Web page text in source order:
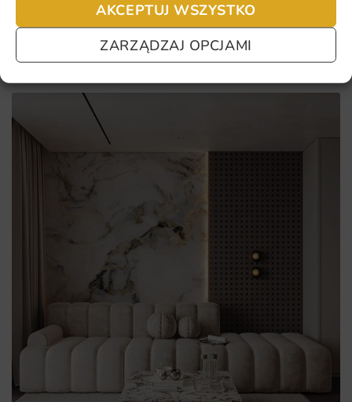
AKCEPTUJ WSZYSTKO
ZARZĄDZAJ OPCJAMI
Najczęściej zadawane pytania
Pomagamy i doradzamy przy każdym zakupie. Ale jeżeli
nie chcesz czekać – sprawdź najczęściej zadawane pytania.